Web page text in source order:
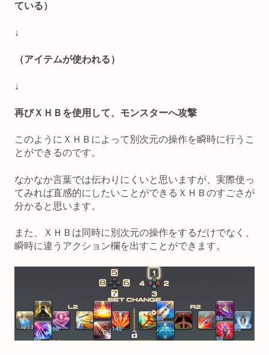
ている）
↓
（アイテムが使われる）
↓
再びＸＨＢを使用して、モンスターへ攻撃
このようにＸＨＢによって別次元の操作を瞬時に行うこ
とができるのです。
なかなか言葉では伝わりにくいと思いますが、実際使っ
てみれば直感的にしたいことができるＸＨＢのすごさが
分かると思います。
また、ＸＨＢは同時に別次元の操作をするだけでなく、
瞬時に違うアクション欄を出すことができます。